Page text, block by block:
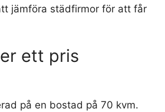
jämföra städfirmor för att får
ett pris
på en bostad på 70 kvm.